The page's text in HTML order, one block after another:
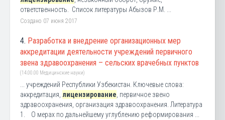
ответственность. Список литературы Абызов Р.М. ...
Создано 07 июня 2017
4. Разработка и внедрение организационных мер
аккредитации деятельности учреждений первичного
звена здравоохранения – сельских врачебных пунктов
(14.00.00 Медицинские науки)
... учреждений Республики Узбекистан. Ключевые слова:
аккредитация, лицензирование , первичное звено
здравоохранения, организация здравоохранения. Литература
1. О мерах по дальнейшему углублению реформирования ...